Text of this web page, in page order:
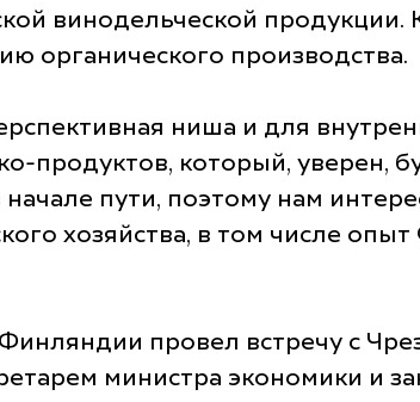
винодельческой продукции.
органического производства.
ниша и для
продуктов, который, уверен,
пути, поэтому нам
хозяйства, в том числе
провел встречу с
министра экономики и